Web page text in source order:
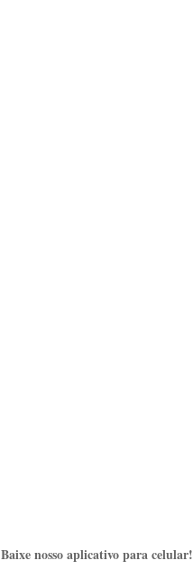
Baixe nosso aplicativo para celular!